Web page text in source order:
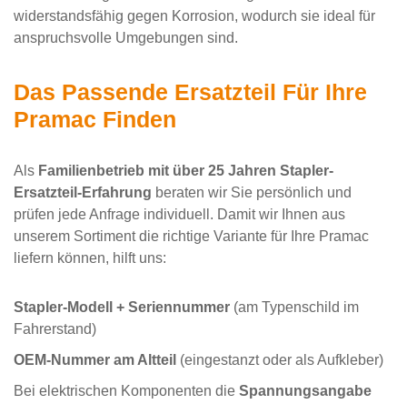
widerstandsfähig gegen Korrosion, wodurch sie ideal für
anspruchsvolle Umgebungen sind.
Das Passende Ersatzteil Für Ihre
Pramac Finden
Als Familienbetrieb mit über 25 Jahren Stapler-
Ersatzteil-Erfahrung beraten wir Sie persönlich und
prüfen jede Anfrage individuell. Damit wir Ihnen aus
unserem Sortiment die richtige Variante für Ihre Pramac
liefern können, hilft uns:
Stapler-Modell + Seriennummer (am Typenschild im
Fahrerstand)
OEM-Nummer am Altteil (eingestanzt oder als Aufkleber)
Bei elektrischen Komponenten die Spannungsangabe